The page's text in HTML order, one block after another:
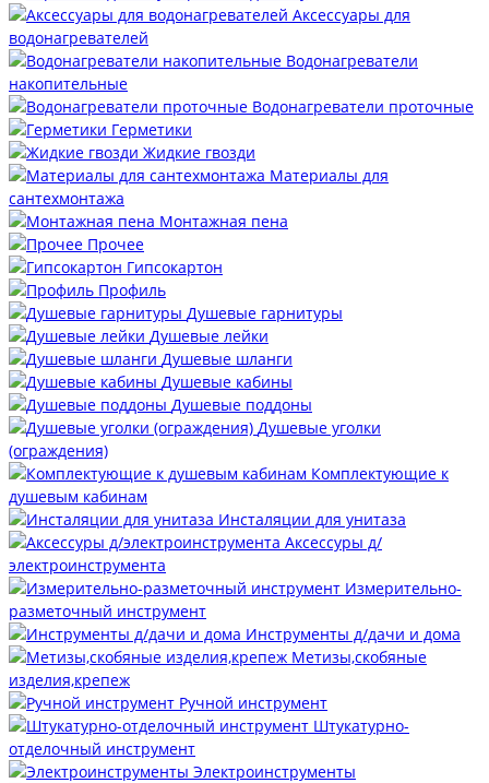
Аксессуары для
водонагревателей
Водонагреватели
накопительные
Водонагреватели проточные
Герметики
Жидкие гвозди
Материалы для
сантехмонтажа
Монтажная пена
Прочее
Гипсокартон
Профиль
Душевые гарнитуры
Душевые лейки
Душевые шланги
Душевые кабины
Душевые поддоны
Душевые уголки
(ограждения)
Комплектующие к
душевым кабинам
Инсталяции для унитаза
Аксессуры д/
электроинструмента
Измерительно-
разметочный инструмент
Инструменты д/дачи и дома
Метизы,скобяные
изделия,крепеж
Ручной инструмент
Штукатурно-
отделочный инструмент
Электроинструменты